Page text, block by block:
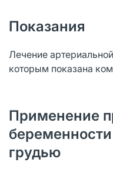
Показания
Лечение
которым показана
Применение
грудью